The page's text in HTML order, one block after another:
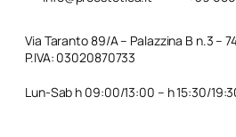
Via Taranto 89/A – Palazzina B n.3 –
P.IVA: 03020870733
Lun-Sab h 09:00/13:00 – h 15:30/